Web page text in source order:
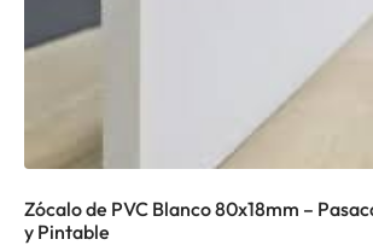
Zócalo de PVC Blanco 80x18mm –
y Pintable